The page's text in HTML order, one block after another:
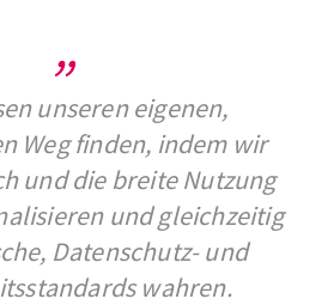
unseren eigenen,
Weg finden, indem wir
und die breite Nutzung
und gleichzeitig
Datenschutz- und
wahren.